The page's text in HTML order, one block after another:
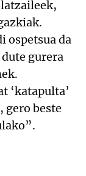
ospetsua da
gurera
‘katapulta’
gero beste